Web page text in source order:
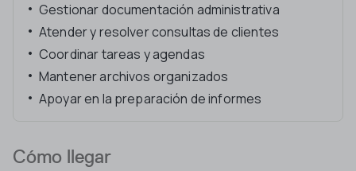
Gestionar documentación administrativa
Atender y resolver consultas de clientes
Coordinar tareas y agendas
Mantener archivos organizados
Apoyar en la preparación de informes
Cómo llegar